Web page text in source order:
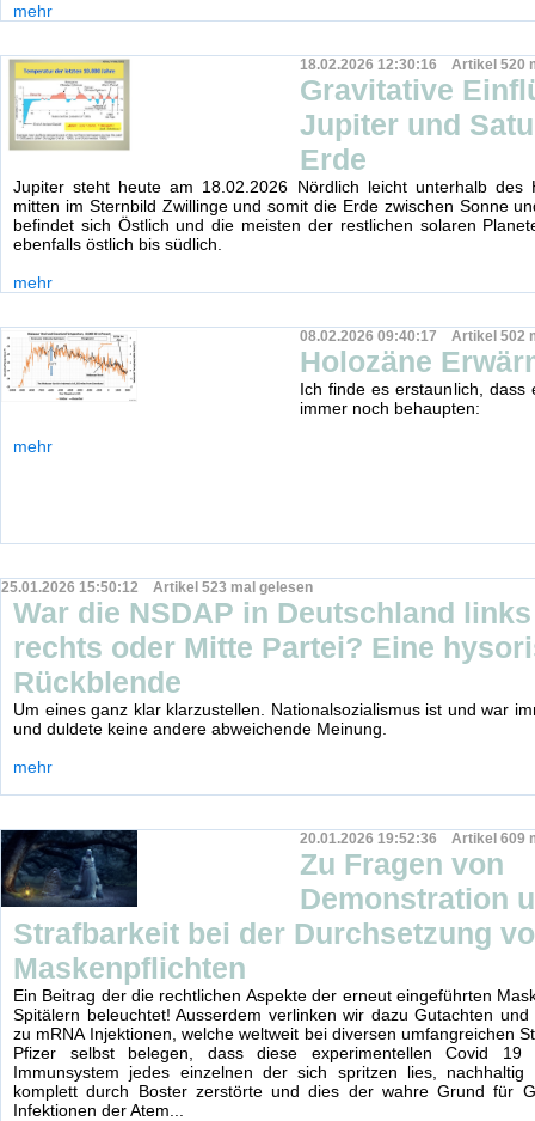
mehr
18.02.2026 12:30:16 Artikel 520
Gravitative
Jupiter und
Erde
Jupiter steht heute am 18.02.2026 Nördlich leicht unterhalb des
mitten im Sternbild Zwillinge und somit die Erde zwischen Sonne
befindet sich Östlich und die meisten der restlichen solaren
ebenfalls östlich bis südlich.
mehr
08.02.2026 09:40:17 Artikel 502
Holozäne
Ich finde es erstaunlich, dass
immer noch behaupten:
mehr
25.01.2026 15:50:12 Artikel 523 mal gelesen
War die NSDAP in Deutschland
rechts oder Mitte Partei? Eine
Rückblende
Um eines ganz klar klarzustellen. Nationalsozialismus ist und war
und duldete keine andere abweichende Meinung.
mehr
20.01.2026 19:52:36 Artikel 609
Zu Fragen von
Demonstration
Strafbarkeit bei der Durchsetzung
Maskenpflichten
Ein Beitrag der die rechtlichen Aspekte der erneut eingeführten
Spitälern beleuchtet! Ausserdem verlinken wir dazu Gutachten
zu mRNA Injektionen, welche weltweit bei diversen umfangreichen
Pfizer selbst belegen, dass diese experimentellen Covid 19
Immunsystem jedes einzelnen der sich spritzen lies, nachhaltig
komplett durch Boster zerstörte und dies der wahre Grund für
Infektionen der Atem...